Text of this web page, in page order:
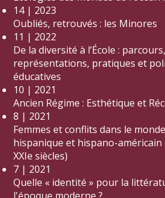
14 | 2023
Oubliés, retrouvés : les Minores
11 | 2022
De la diversité à l’École : parcours,
représentations, pratiques et
éducatives
10 | 2021
Ancien Régime : Esthétique et
8 | 2021
Femmes et conflits dans le monde
hispanique et hispano-américain
XXIe siècles)
7 | 2021
Quelle « identité » pour la